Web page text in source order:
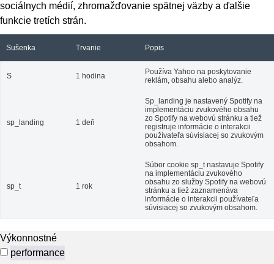
sociálnych médií, zhromažďovanie spätnej väzby a ďalšie
funkcie tretích strán.
Sušenka Trvanie Popis
S 1 hodina
Používa Yahoo na poskytovanie
reklám, obsahu alebo analýz.
sp_landing 1 deň
Sp_landing je nastavený Spotify na
implementáciu zvukového obsahu
zo Spotify na webovú stránku a tiež
registruje informácie o interakcii
používateľa súvisiacej so zvukovým
obsahom.
sp_t 1 rok
Súbor cookie sp_t nastavuje Spotify
na implementáciu zvukového
obsahu zo služby Spotify na webovú
stránku a tiež zaznamenáva
informácie o interakcii používateľa
súvisiacej so zvukovým obsahom.
Výkonnostné
performance